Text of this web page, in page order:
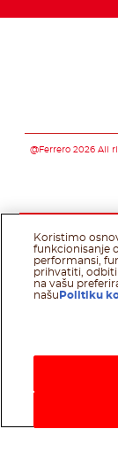
@Ferrero 2026 All
Koristimo
funkcionisanje
performansi,
prihvatiti,
na vašu
našu Politiku